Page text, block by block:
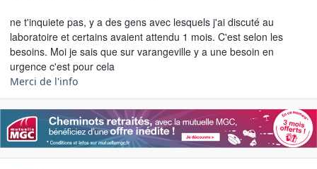
ne t'inquiete pas, y a des gens avec lesquels j'ai discuté au
laboratoire et certains avaient attendu 1 mois. C'est selon les
besoins. Moi je sais que sur varangeville y a une besoin en
urgence c'est pour cela
Merci de l'info